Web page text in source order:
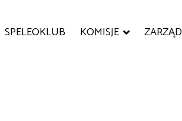
SPELEOKLUB KOMISJE